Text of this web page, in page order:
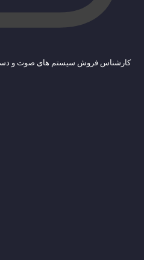
کارشناس فروش سیستم های صوت و دستگیره های